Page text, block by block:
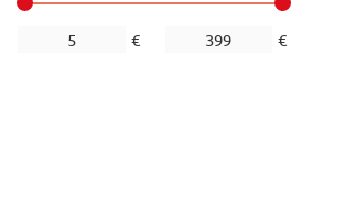
€ €